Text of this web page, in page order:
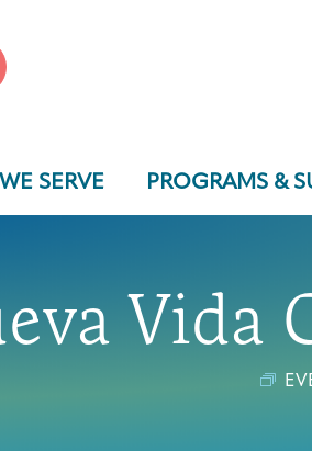
SERVE PROGRAMS &
Vida